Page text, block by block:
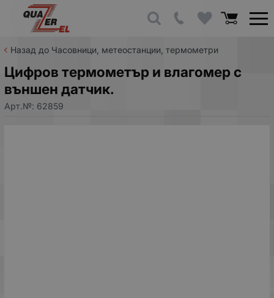
Назад до Часовници, метеостанции, термометри
Цифров термометър и влагомер с
външен датчик.
Арт.№: 62859